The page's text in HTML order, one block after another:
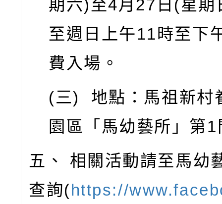
期六)至4月 27 日 (星期
至週日上午11 時至下
費入場。
(三) 地點：馬祖新村
園區「馬幼藝所」第1
五、
相關活動請至馬幼
查詢(https://